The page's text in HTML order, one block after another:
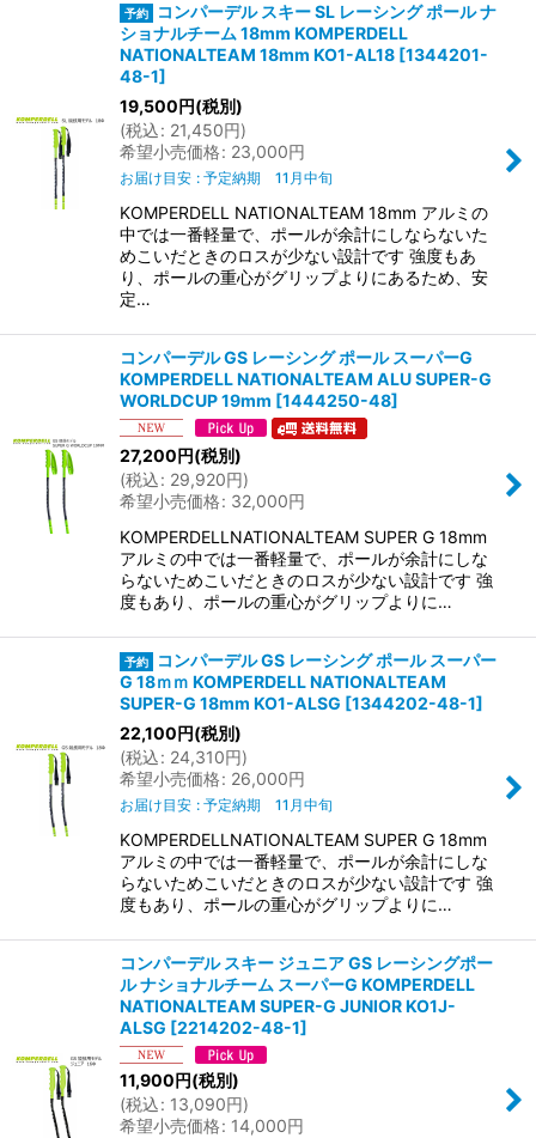
コンパーデル スキー SL レーシング ポール ナ
ショナルチーム 18mm KOMPERDELL
NATIONALTEAM 18mm KO1-AL18 [1344201-
48-1]
19,500円(税別)
(税込: 21,450円)
希望小売価格: 23,000円
お届け目安 : 予定納期 11月中旬
KOMPERDELL NATIONALTEAM 18mm アルミの
中では一番軽量で、ポールが余計にしならないた
めこいだときのロスが少ない設計です 強度もあ
り、ポールの重心がグリップよりにあるため、安
定…
コンパーデル GS レーシング ポール スーパーG
KOMPERDELL NATIONALTEAM ALU SUPER-G
WORLDCUP 19mm [1444250-48]
27,200円(税別)
(税込: 29,920円)
希望小売価格: 32,000円
KOMPERDELLNATIONALTEAM SUPER G 18mm
アルミの中では一番軽量で、ポールが余計にしな
らないためこいだときのロスが少ない設計です 強
度もあり、ポールの重心がグリップよりに…
コンパーデル GS レーシング ポール スーパー
G 18ｍｍ KOMPERDELL NATIONALTEAM
SUPER-G 18mm KO1-ALSG [1344202-48-1]
22,100円(税別)
(税込: 24,310円)
希望小売価格: 26,000円
お届け目安 : 予定納期 11月中旬
KOMPERDELLNATIONALTEAM SUPER G 18mm
アルミの中では一番軽量で、ポールが余計にしな
らないためこいだときのロスが少ない設計です 強
度もあり、ポールの重心がグリップよりに…
コンパーデル スキー ジュニア GS レーシングポー
ル ナショナルチーム スーパーG KOMPERDELL
NATIONALTEAM SUPER-G JUNIOR KO1J-
ALSG [2214202-48-1]
11,900円(税別)
(税込: 13,090円)
希望小売価格: 14,000円